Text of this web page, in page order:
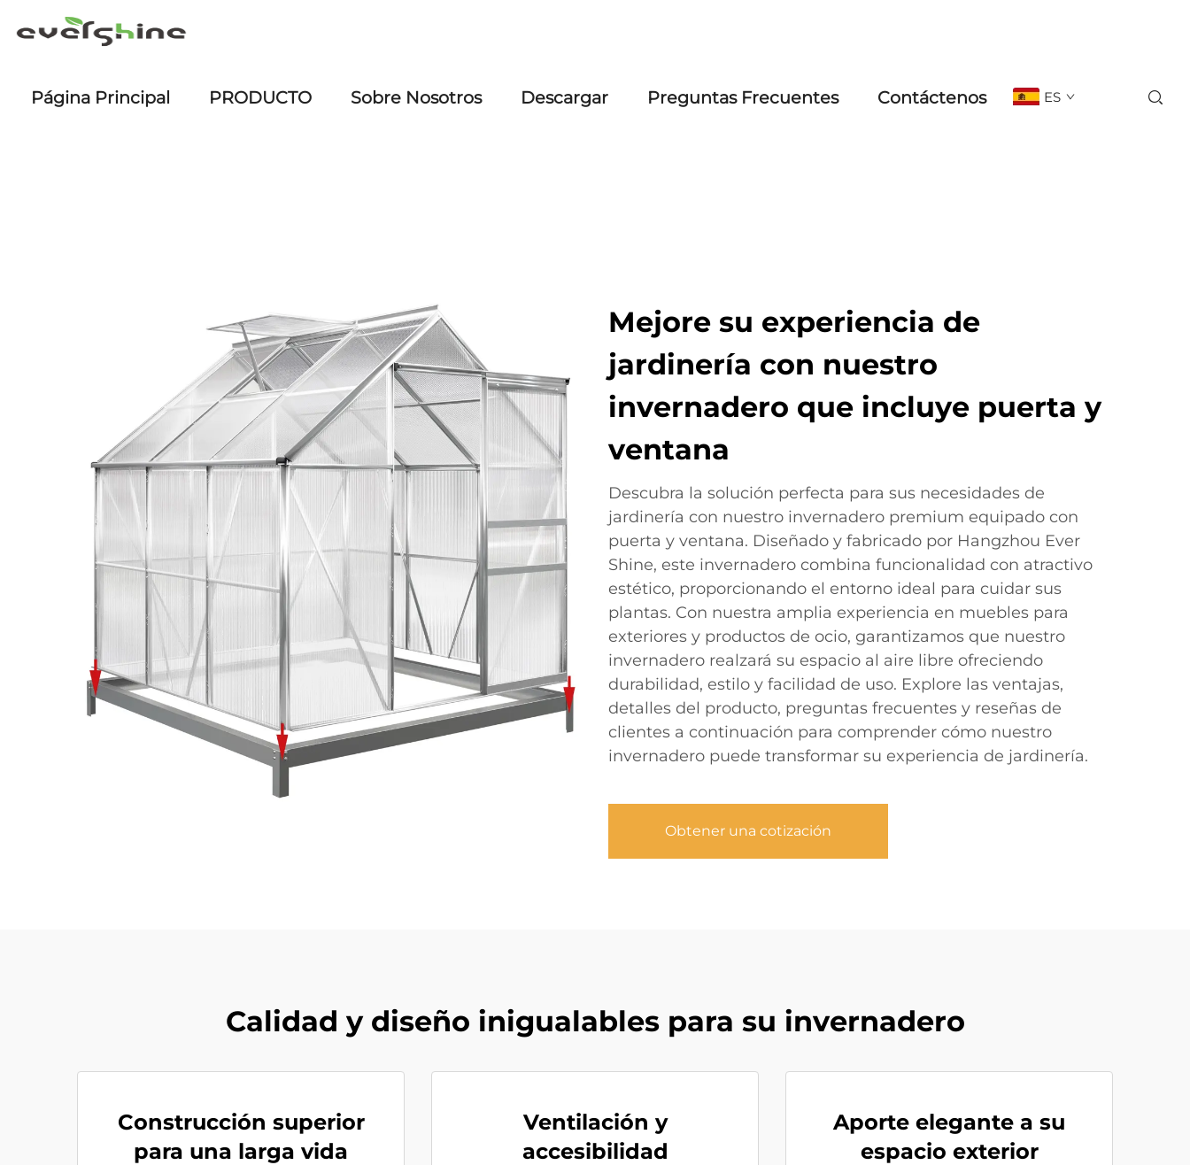
Página Principal PRODUCTO Sobre Nosotros Descargar Preguntas Frecuentes Contáctenos ES
Mejore su experiencia de
jardinería con nuestro
invernadero que incluye puerta y
ventana
Descubra la solución perfecta para sus necesidades de
jardinería con nuestro invernadero premium equipado con
puerta y ventana. Diseñado y fabricado por Hangzhou Ever
Shine, este invernadero combina funcionalidad con atractivo
estético, proporcionando el entorno ideal para cuidar sus
plantas. Con nuestra amplia experiencia en muebles para
exteriores y productos de ocio, garantizamos que nuestro
invernadero realzará su espacio al aire libre ofreciendo
durabilidad, estilo y facilidad de uso. Explore las ventajas,
detalles del producto, preguntas frecuentes y reseñas de
clientes a continuación para comprender cómo nuestro
invernadero puede transformar su experiencia de jardinería.
Obtener una cotización
Calidad y diseño inigualables para su invernadero
Construcción superior
para una larga vida
Ventilación y
accesibilidad
Aporte elegante a su
espacio exterior